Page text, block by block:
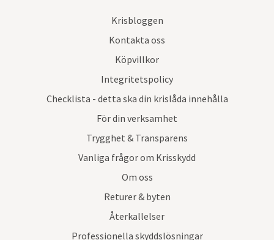
Krisbloggen
Kontakta oss
Köpvillkor
Integritetspolicy
Checklista - detta ska din krislåda innehålla
För din verksamhet
Trygghet & Transparens
Vanliga frågor om Krisskydd
Om oss
Returer & byten
Återkallelser
Professionella skyddslösningar